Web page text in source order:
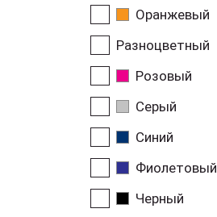
Оранжевый
Разноцветный
Розовый
Серый
Синий
Фиолетовый
Черный